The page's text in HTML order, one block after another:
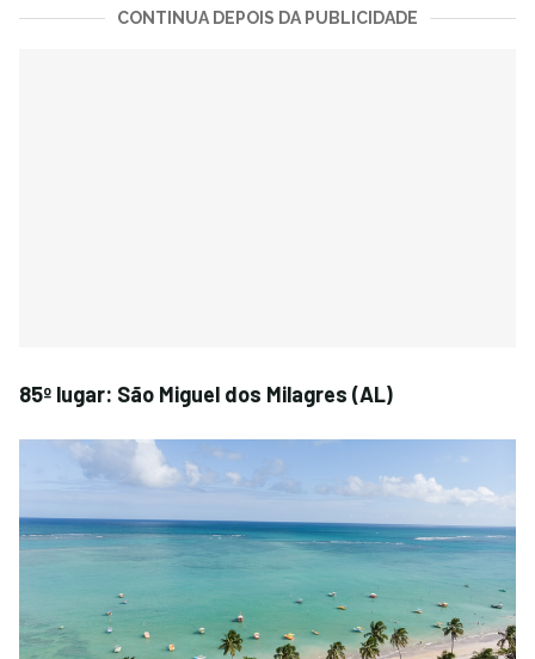
CONTINUA DEPOIS DA PUBLICIDADE
85º lugar: São Miguel dos Milagres (AL)